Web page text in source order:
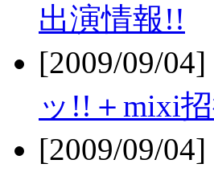
出演情報!!
[2009/09/
ッ!!＋mixi
[2009/09/